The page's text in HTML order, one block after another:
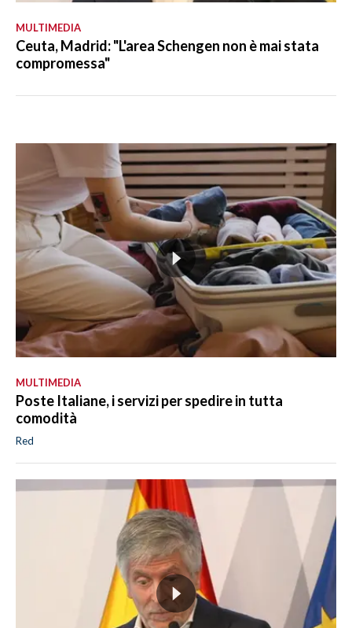
MULTIMEDIA
Ceuta, Madrid: "L'area Schengen non è mai stata
compromessa"
MULTIMEDIA
Poste Italiane, i servizi per spedire in tutta
comodità
Red